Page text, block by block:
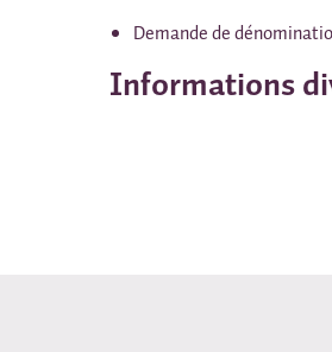
Demande de
Informations